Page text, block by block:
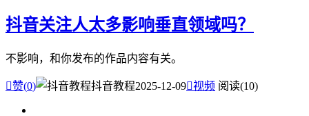
抖音关注人太多影响垂直领域吗？
不影响，和你发布的作品内容有关。
赞(0) 抖音教程2025-12-09视频 阅读(10)